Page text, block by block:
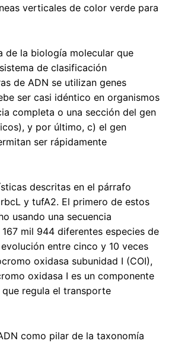
verticales de color verde para
de la biología molecular que
de clasificación
de ADN se utilizan genes
ser casi idéntico en organismos
completa o una sección del gen
y por último, c) el gen
ser rápidamente
descritas en el párrafo
y tufA2. El primero de estos
usando una secuencia
mil 944 diferentes especies de
entre cinco y 10 veces
oxidasa subunidad I (COI),
oxidasa I es un componente
regula el transporte
como pilar de la taxonomía